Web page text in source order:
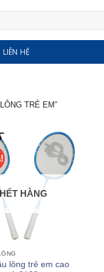
LIÊN HỆ
TRẺ EM”
HẾT HÀNG
lông trẻ em cao